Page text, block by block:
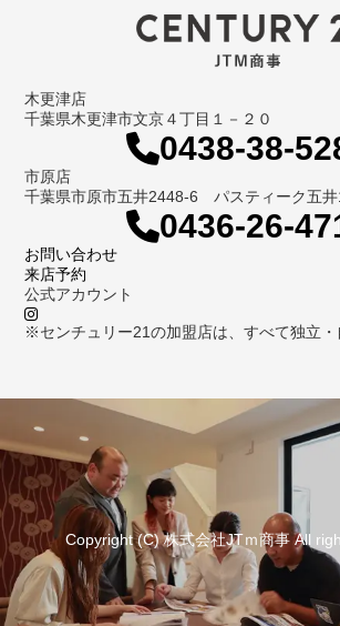
木更津店
千葉県木更津市文京４丁目１－２０
0438-38-
市原店
千葉県市原市五井2448-6 パスティーク五井
0436-26-
お問い合わせ
来店予約
公式アカウント
※センチュリー21の加盟店は、すべて独立・
Copyright (C) 株式会社JTｍ商事 All